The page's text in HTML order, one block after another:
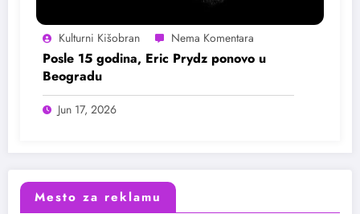
Kulturni Kišobran
Posle 15 godina, Eric Prydz ponovo u
Beogradu
Jun 17, 2026
Mesto za reklamu